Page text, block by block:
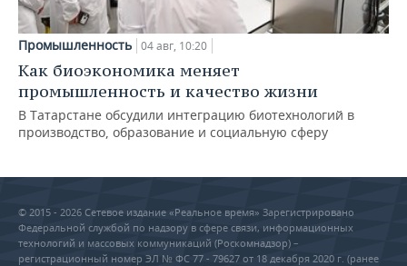
Промышленность 04 авг, 10:20
Как биоэкономика меняет
промышленность и качество жизни
В Татарстане обсудили интеграцию биотехнологий в
производство, образование и социальную сферу
© 2015 - 2026 Сетевое издание «Реальное время» Зарегистрировано
Федеральной службой по надзору в сфере связи, информационных
технологий и массовых коммуникаций (Роскомнадзор) –
регистрационный номер ЭЛ № ФС 77 - 79627 от 18 декабря 2020 г. (ранее